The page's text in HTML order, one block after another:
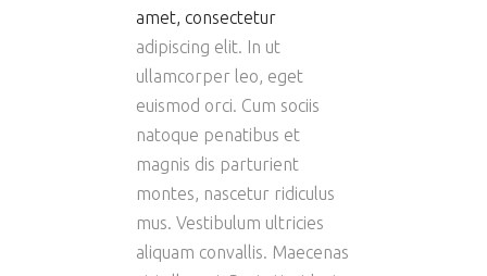
amet, consectetur
adipiscing elit. In ut
ullamcorper leo, eget
euismod orci. Cum sociis
natoque penatibus et
magnis dis parturient
montes, nascetur ridiculus
mus. Vestibulum ultricies
aliquam convallis. Maecenas